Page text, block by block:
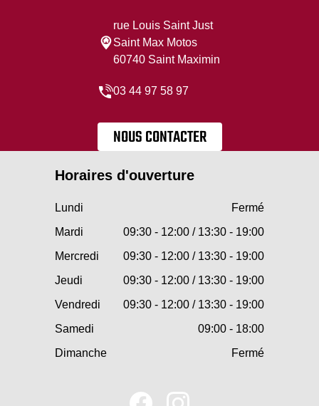
rue Louis Saint Just
Saint Max Motos
60740 Saint Maximin
03 44 97 58 97
NOUS CONTACTER
Horaires d'ouverture
Lundi
Fermé
Mardi
09:30 - 12:00 / 13:30 - 19:00
Mercredi
09:30 - 12:00 / 13:30 - 19:00
Jeudi
09:30 - 12:00 / 13:30 - 19:00
Vendredi
09:30 - 12:00 / 13:30 - 19:00
Samedi
09:00 - 18:00
Dimanche
Fermé